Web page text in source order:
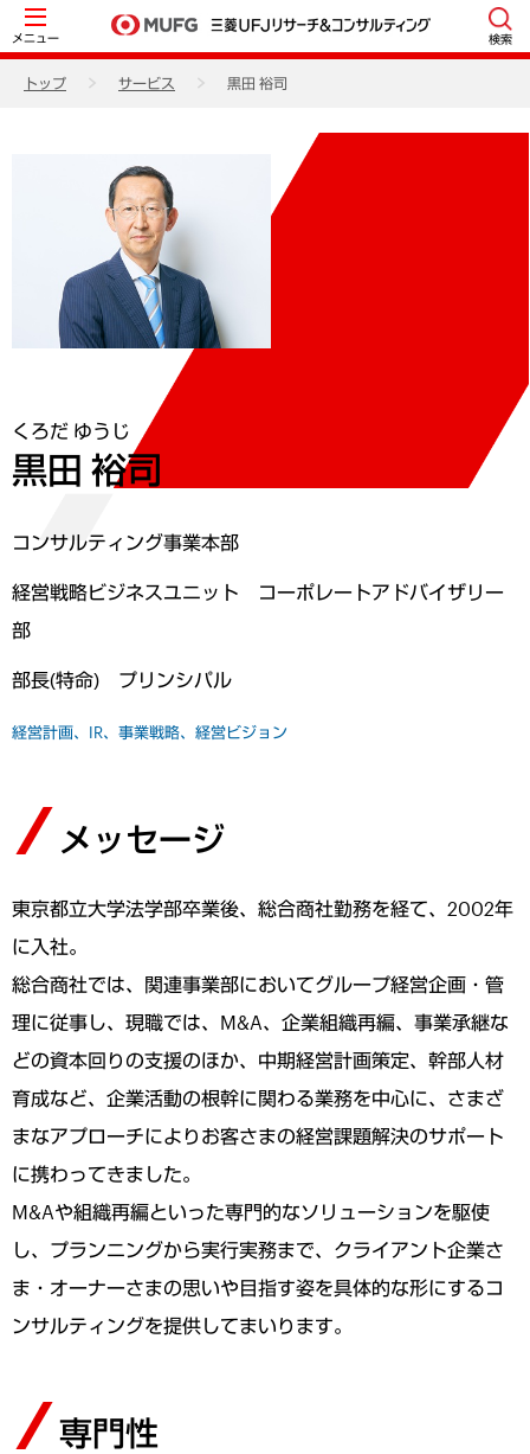
メニュー 検索
トップ サービス 黒田 裕司
くろだ ゆうじ
黒田 裕司
コンサルティング事業本部
経営戦略ビジネスユニット コーポレートアドバイザリー
部
部長(特命) プリンシパル
経営計画、IR、事業戦略、経営ビジョン
メッセージ
東京都立大学法学部卒業後、総合商社勤務を経て、2002年
に入社。
総合商社では、関連事業部においてグループ経営企画・管
理に従事し、現職では、M&A、企業組織再編、事業承継な
どの資本回りの支援のほか、中期経営計画策定、幹部人材
育成など、企業活動の根幹に関わる業務を中心に、さまざ
まなアプローチによりお客さまの経営課題解決のサポート
に携わってきました。
M&Aや組織再編といった専門的なソリューションを駆使
し、プランニングから実行実務まで、クライアント企業さ
ま・オーナーさまの思いや目指す姿を具体的な形にするコ
ンサルティングを提供してまいります。
専門性